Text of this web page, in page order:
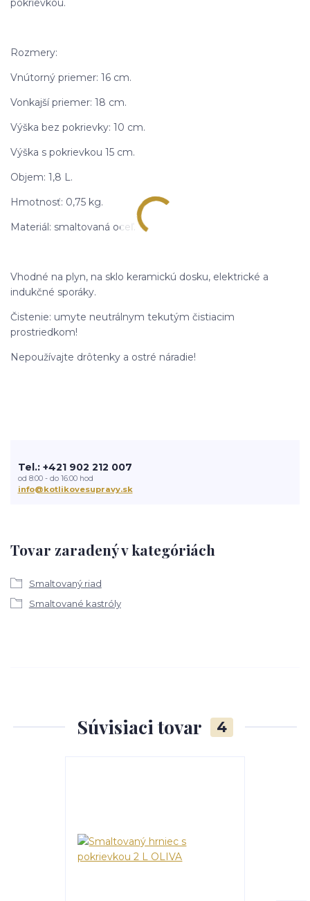
pokrievkou.
Rozmery:
Vnútorný priemer: 16 cm.
Vonkajší priemer: 18 cm.
Výška bez pokrievky: 10 cm.
Výška s pokrievkou 15 cm.
Objem: 1,8 L.
Hmotnosť: 0,75 kg.
Materiál: smaltovaná oceľ.
Vhodné na plyn, na sklo keramickú dosku, elektrické a
indukčné sporáky.
Čistenie: umyte neutrálnym tekutým čistiacim
prostriedkom!
Nepoužívajte drôtenky a ostré náradie!
Tovar zaradený v kategóriách
Smaltovaný riad
Smaltované kastróly
Tel.: +421 902 212 007
od 8:00 - do 16:00 hod
info@kotlikovesupravy.sk
Súvisiaci tovar 4